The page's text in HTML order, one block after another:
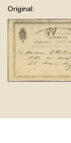
Original